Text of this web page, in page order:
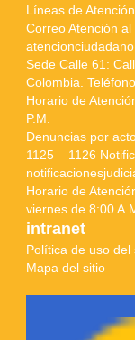
Líneas de
Correo Atención
Sede Calle 61:
Colombia.
Horario de
P.M.
Denuncias por
1125 – 1126
Horario de
viernes de 8:00
intranet
Política de uso del
Mapa del sitio